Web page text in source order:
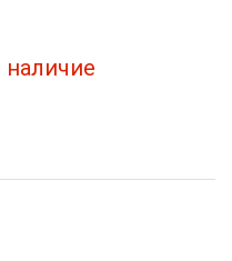
наличие